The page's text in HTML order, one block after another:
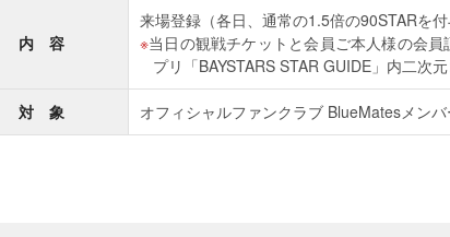
内 容
来場登録（各日、通常の1.5倍の90STARを付
当日の観戦チケットと会員ご本人様の会
プリ「BAYSTARS STAR GUIDE」内二次
対 象 オフィシャルファンクラブ BlueMatesメン